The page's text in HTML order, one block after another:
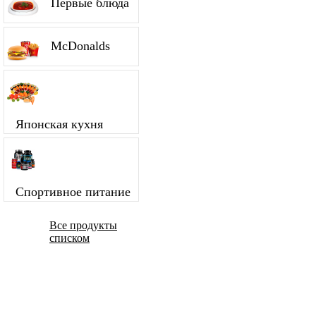
Первые блюда
McDonalds
Японская кухня
Спортивное питание
Все продукты
списком